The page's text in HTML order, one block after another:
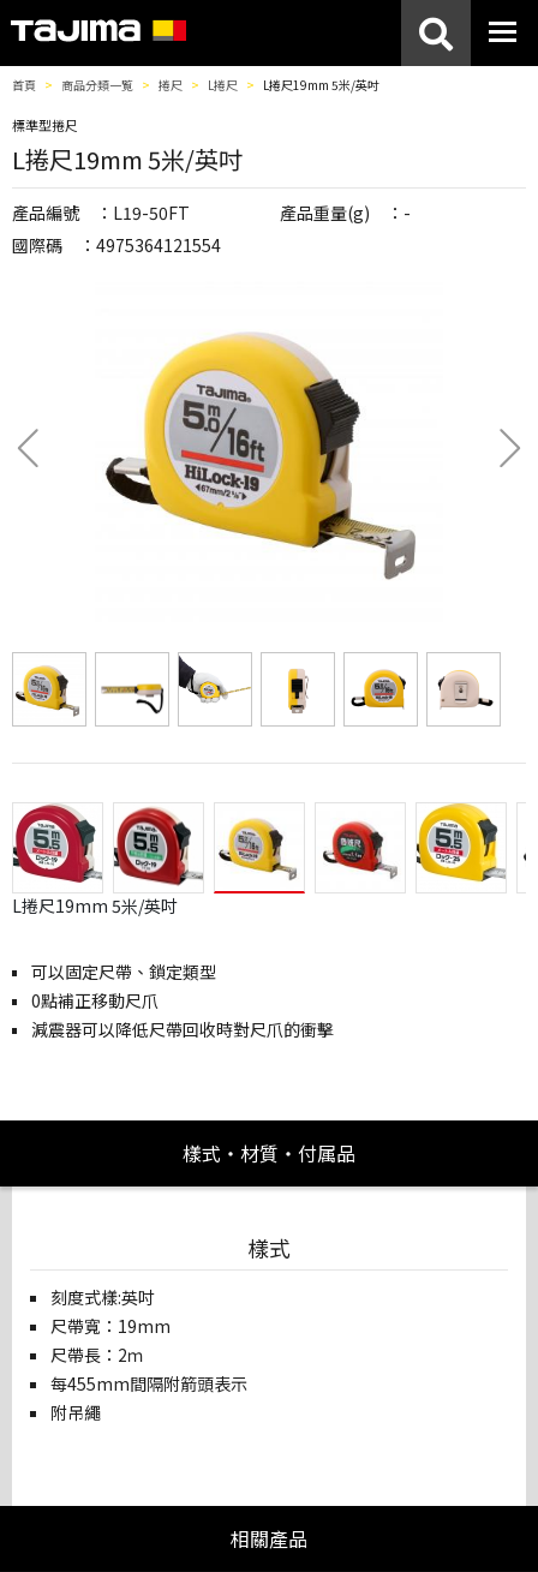
首頁 商品分類一覧 捲尺 L捲尺 L捲尺19mm 5米/英吋
標準型捲尺
L捲尺19mm 5米/英吋
產品編號 ：L19-50FT
產品重量(g) ：-
國際碼 ：4975364121554
L捲尺19mm 5米/英吋
可以固定尺帶、鎖定類型
0點補正移動尺爪
減震器可以降低尺帶回收時對尺爪的衝擊
樣式・材質・付属品
樣式
刻度式樣:英吋
尺帶寬：19mm
尺帶長：2ｍ
每455mm間隔附箭頭表示
附吊繩
相關產品